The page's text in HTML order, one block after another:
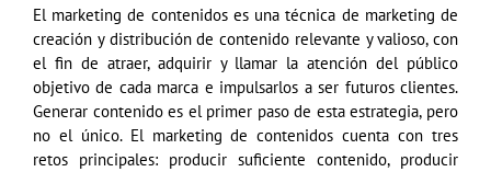
El marketing de contenidos es una técnica de marketing de
creación y distribución de contenido relevante y valioso, con
el fin de atraer, adquirir y llamar la atención del público
objetivo de cada marca e impulsarlos a ser futuros clientes.
Generar contenido es el primer paso de esta estrategia, pero
no el único. El marketing de contenidos cuenta con tres
retos principales: producir suficiente contenido, producir